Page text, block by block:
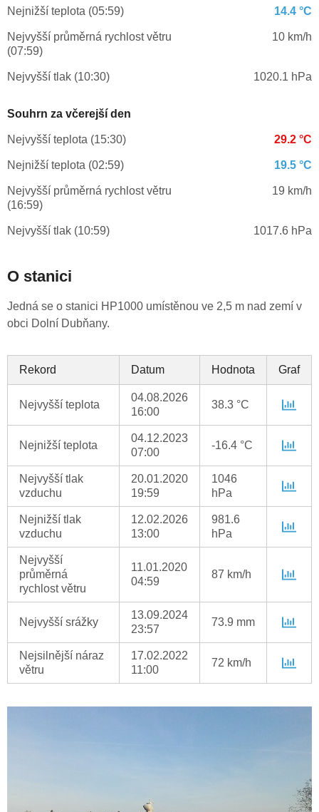
Nejnižší teplota (05:59) 14.4 °C
Nejvyšší průměrná rychlost větru
(07:59)
10 km/h
Nejvyšší tlak (10:30) 1020.1 hPa
Souhrn za včerejší den
Nejvyšší teplota (15:30) 29.2 °C
Nejnižší teplota (02:59) 19.5 °C
Nejvyšší průměrná rychlost větru
(16:59)
19 km/h
Nejvyšší tlak (10:59) 1017.6 hPa
O stanici
Jedná se o stanici HP1000 umístěnou ve 2,5 m nad zemí v
obci Dolní Dubňany.
Rekord Datum Hodnota Graf
Nejvyšší teplota
04.08.2026
16:00
38.3 °C
Nejnižší teplota
04.12.2023
07:00
-16.4 °C
Nejvyšší tlak
vzduchu
20.01.2020
19:59
1046
hPa
Nejnižší tlak
vzduchu
12.02.2026
13:00
981.6
hPa
Nejvyšší
průměrná
rychlost větru
11.01.2020
04:59
87 km/h
Nejvyšší srážky
13.09.2024
23:57
73.9 mm
Nejsilnější náraz
větru
17.02.2022
11:00
72 km/h